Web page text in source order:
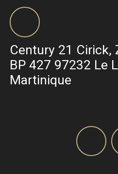
Century 21 Cirick,
BP 427 97232 Le
Martinique